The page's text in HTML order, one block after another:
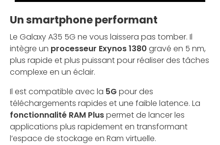
Un smartphone performant
Le Galaxy A35 5G ne vous laissera pas tomber. Il
intègre un processeur Exynos 1380 gravé en 5 nm,
plus rapide et plus puissant pour réaliser des tâches
complexe en un éclair.
Il est compatible avec la 5G pour des
téléchargements rapides et une faible latence. La
fonctionnalité RAM Pluspermet de lancer les
applications plus rapidement en transformant
l’espace de stockage en Ram virtuelle.